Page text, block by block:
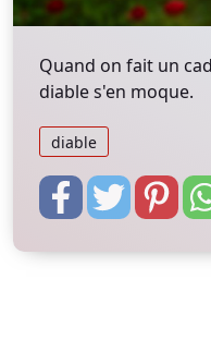
Quand on fait un
diable s'en moque.
diable